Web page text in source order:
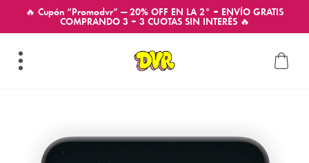
🔥 Cupón “Promodvr” — 20% OFF EN LA 2° + ENVÍO GRATIS
COMPRANDO 3 + 3 CUOTAS SIN INTERÉS 🔥